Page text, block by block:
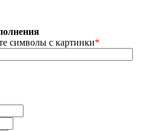
символы с картинки*